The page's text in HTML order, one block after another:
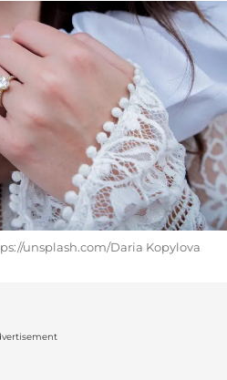
unsplash.com/Daria Kopylova